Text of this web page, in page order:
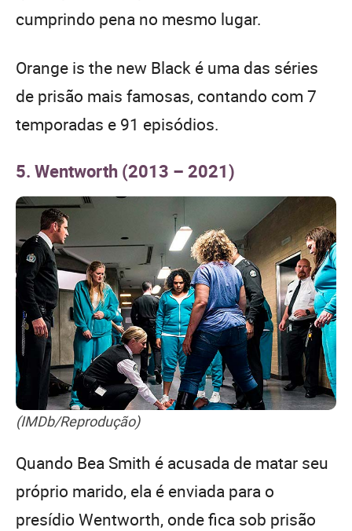
cumprindo pena no mesmo lugar.
Orange is the new Black é uma das séries
de prisão mais famosas, contando com 7
temporadas e 91 episódios.
5. Wentworth (2013 – 2021)
(IMDb/Reprodução)
Quando Bea Smith é acusada de matar seu
próprio marido, ela é enviada para o
presídio Wentworth, onde fica sob prisão